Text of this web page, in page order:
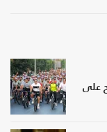
على